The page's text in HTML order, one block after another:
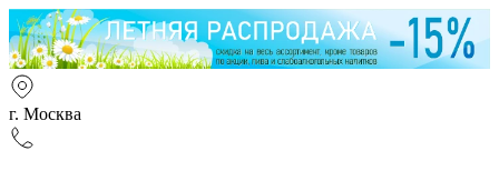
г. Москва